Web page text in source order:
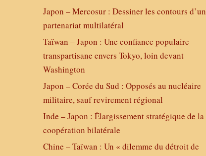
Japon – Mercosur : Dessiner les contours d’un
partenariat multilatéral
Taïwan – Japon : Une confiance populaire
transpartisane envers Tokyo, loin devant
Washington
Japon – Corée du Sud : Opposés au nucléaire
militaire, sauf revirement régional
Inde – Japon : Élargissement stratégique de la
coopération bilatérale
Chine – Taïwan : Un « dilemme du détroit de